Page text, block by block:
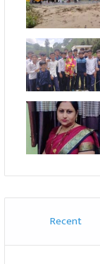
Recent